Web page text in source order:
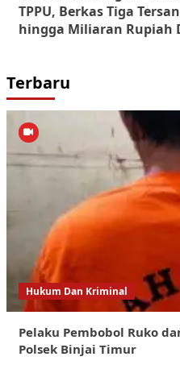
TPPU, Berkas Tiga
hingga Miliaran Rupiah
Terbaru
Hukum Dan Kriminal
Pelaku Pembobol Ruko
Polsek Binjai Timur